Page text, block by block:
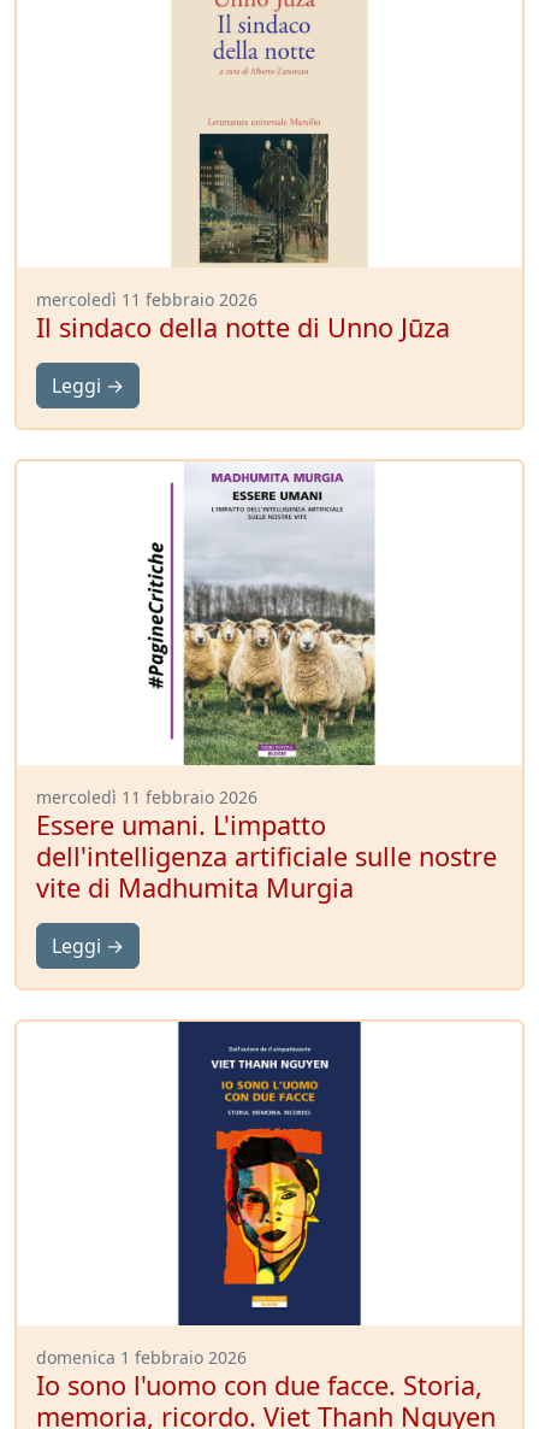
mercoledì 11 febbraio 2026
Il sindaco della notte di Unno Jūza
Leggi →
mercoledì 11 febbraio 2026
Essere umani. L'impatto
dell'intelligenza artificiale sulle nostre
vite di Madhumita Murgia
Leggi →
domenica 1 febbraio 2026
Io sono l'uomo con due facce. Storia,
memoria, ricordo. Viet Thanh Nguyen